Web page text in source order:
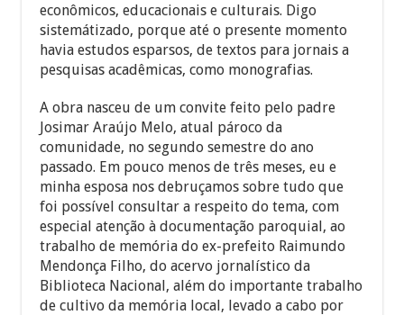
econômicos, educacionais e culturais. Digo
sistemátizado, porque até o presente momento
havia estudos esparsos, de textos para jornais a
pesquisas acadêmicas, como monografias.
A obra nasceu de um convite feito pelo padre
Josimar Araújo Melo, atual pároco da
comunidade, no segundo semestre do ano
passado. Em pouco menos de três meses, eu e
minha esposa nos debruçamos sobre tudo que
foi possível consultar a respeito do tema, com
especial atenção à documentação paroquial, ao
trabalho de memória do ex-prefeito Raimundo
Mendonça Filho, do acervo jornalístico da
Biblioteca Nacional, além do importante trabalho
de cultivo da memória local, levado a cabo por